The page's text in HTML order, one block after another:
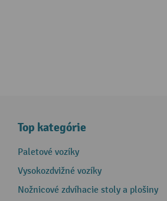
Top kategórie
Paletové vozíky
Vysokozdvižné vozíky
Nožnicové zdvíhacie stoly a plošiny